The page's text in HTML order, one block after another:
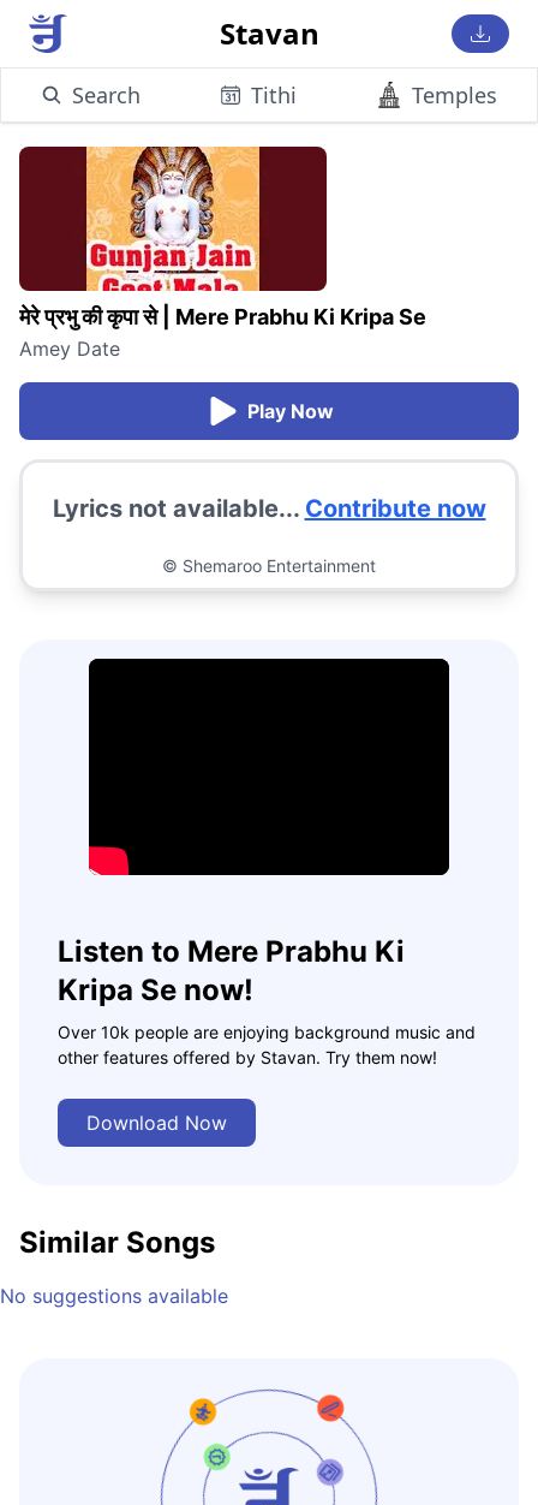
Stavan
Search Tithi Temples
मेरे प्रभु की कृपा से| Mere Prabhu Ki Kripa Se
Amey Date
Play Now
Lyrics not available... Contribute now
© Shemaroo Entertainment
Listen to Mere Prabhu Ki
Kripa Se now!
Over 10k people are enjoying background music and
other features offered by Stavan. Try them now!
Download Now
Similar Songs
No suggestions available